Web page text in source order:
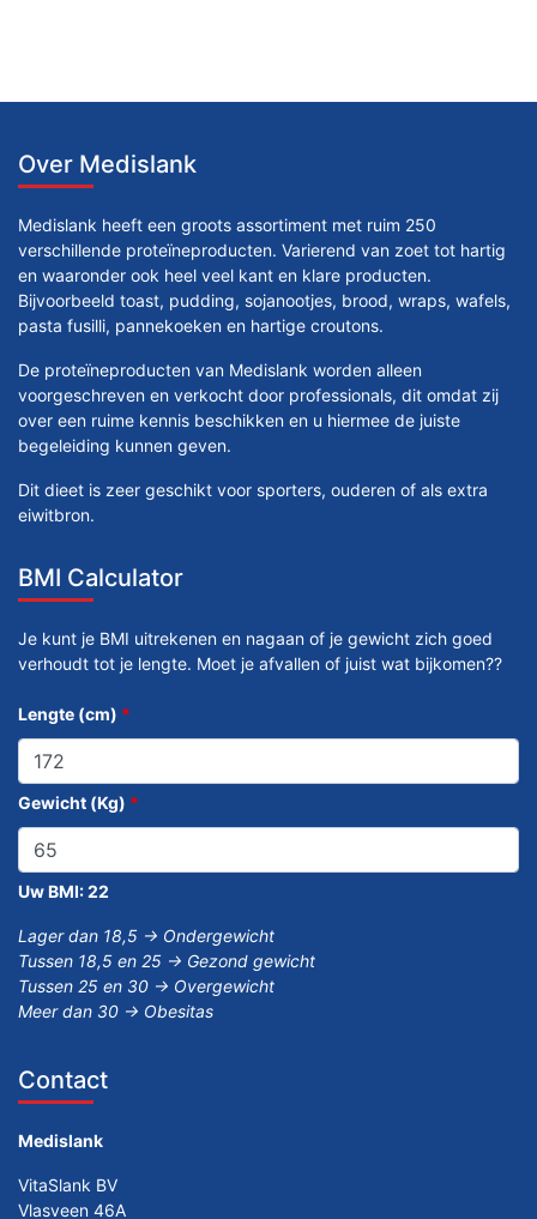
Over Medislank
Medislank heeft een groots assortiment met ruim 250
verschillende proteïneproducten. Varierend van zoet tot hartig
en waaronder ook heel veel kant en klare producten.
Bijvoorbeeld toast, pudding, sojanootjes, brood, wraps, wafels,
pasta fusilli, pannekoeken en hartige croutons.
De proteïneproducten van Medislank worden alleen
voorgeschreven en verkocht door professionals, dit omdat zij
over een ruime kennis beschikken en u hiermee de juiste
begeleiding kunnen geven.
Dit dieet is zeer geschikt voor sporters, ouderen of als extra
eiwitbron.
BMI Calculator
Je kunt je BMI uitrekenen en nagaan of je gewicht zich goed
verhoudt tot je lengte. Moet je afvallen of juist wat bijkomen??
Lengte (cm) *
Gewicht (Kg) *
Uw BMI:22
Lager dan 18,5 -> Ondergewicht
Tussen 18,5 en 25 -> Gezond gewicht
Tussen 25 en 30 -> Overgewicht
Meer dan 30 -> Obesitas
Contact
Medislank
VitaSlank BV
Vlasveen 46A